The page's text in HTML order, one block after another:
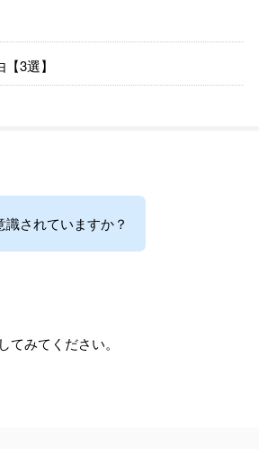
3選】
されていますか？
みてください。